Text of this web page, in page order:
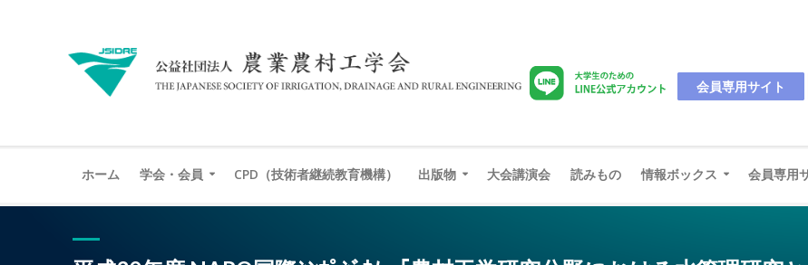
会員専用サイト
ホーム 学会・会員 CPD（技術者継続教育機構） 出版物 大会講演会 読みもの 情報ボックス 会員専用